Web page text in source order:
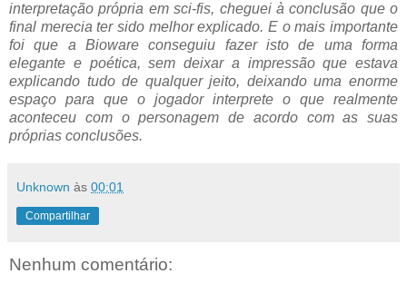
interpretação própria em sci-fis, cheguei à conclusão que o
final merecia ter sido melhor explicado. E o mais importante
foi que a Bioware conseguiu fazer isto de uma forma
elegante e poética, sem deixar a impressão que estava
explicando tudo de qualquer jeito, deixando uma enorme
espaço para que o jogador interprete o que realmente
aconteceu com o personagem de acordo com as suas
próprias conclusões.
Unknown às 00:01
Compartilhar
Nenhum comentário: